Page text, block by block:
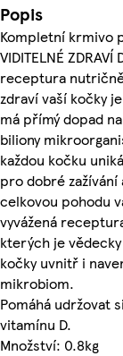
Popis
Kompletní krmivo
VIDITELNÉ
receptura
zdraví vaší kočky
má přímý dopad
biliony
každou kočku
pro dobré
celkovou pohodu
vyvážená
kterých je
kočky uvnitř i
mikrobiom.
Pomáhá udržovat
vitamínu D.
Množství: 0.8kg